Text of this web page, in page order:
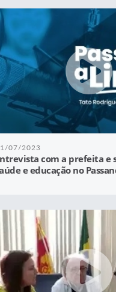
07/2023
com a prefeita e
e educação no